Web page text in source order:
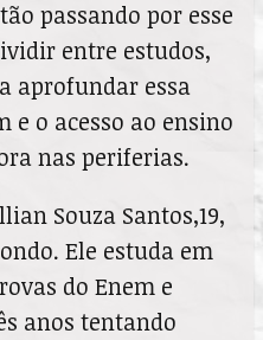
passando por esse
entre estudos,
aprofundar essa
e o acesso ao ensino
nas periferias.
Souza Santos,19,
Ele estuda em
do Enem e
anos tentando